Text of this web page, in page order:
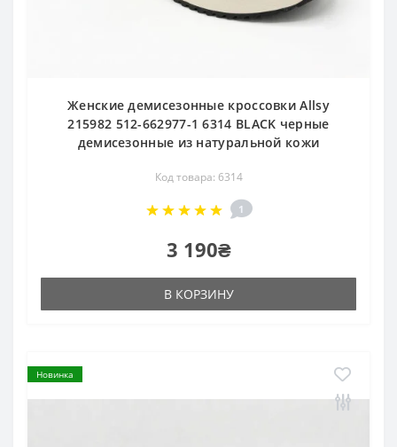
Женские демисезонные кроссовки Allsy
215982 512-662977-1 6314 BLACK черные
демисезонные из натуральной кожи
Код товара: 6314
1
3 190₴
В КОРЗИНУ
Новинка